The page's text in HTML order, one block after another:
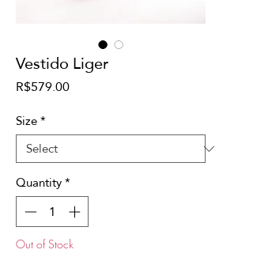
Vestido Liger
R$579.00Price
Size*
Quantity*
Out of Stock